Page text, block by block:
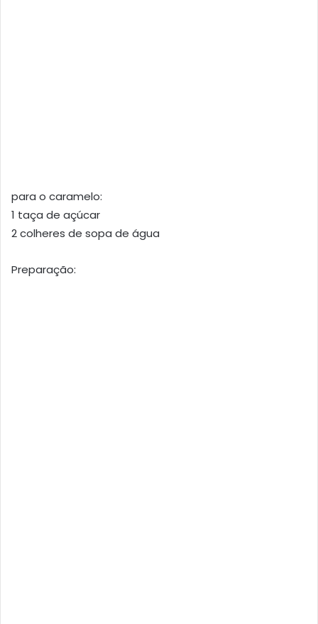
para o caramelo:
1 taça de açúcar
2 colheres de sopa de água
Preparação: